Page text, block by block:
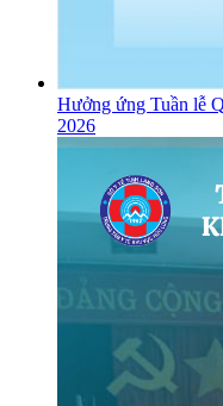
Hưởng ứng Tuần lễ
2026